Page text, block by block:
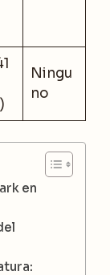
Ningu
no
en